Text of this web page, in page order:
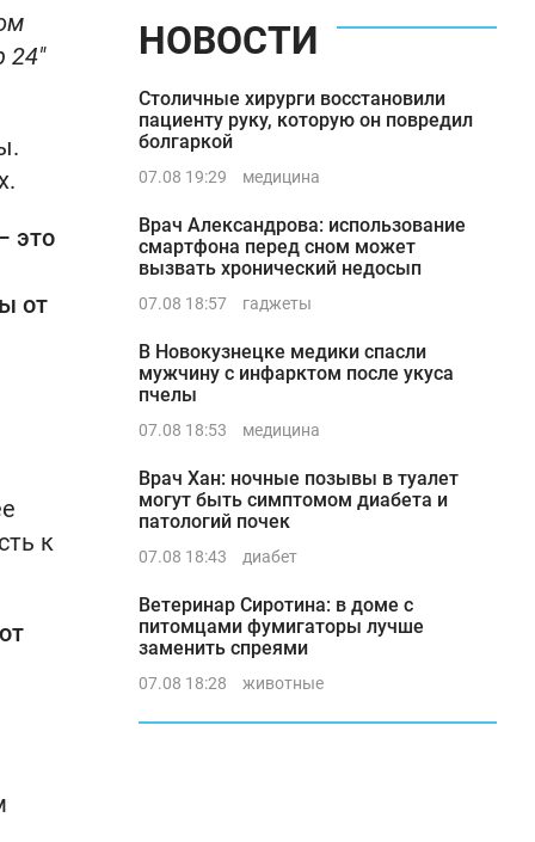
24"
это
от
к
НОВОСТИ
Столичные хирурги восстановили
пациенту руку, которую он повредил
болгаркой
07.08 19:29 медицина
Врач Александрова: использование
смартфона перед сном может
вызвать хронический недосып
07.08 18:57 гаджеты
В Новокузнецке медики спасли
мужчину с инфарктом после укуса
пчелы
07.08 18:53 медицина
Врач Хан: ночные позывы в туалет
могут быть симптомом диабета и
патологий почек
07.08 18:43 диабет
Ветеринар Сиротина: в доме с
питомцами фумигаторы лучше
заменить спреями
07.08 18:28 животные